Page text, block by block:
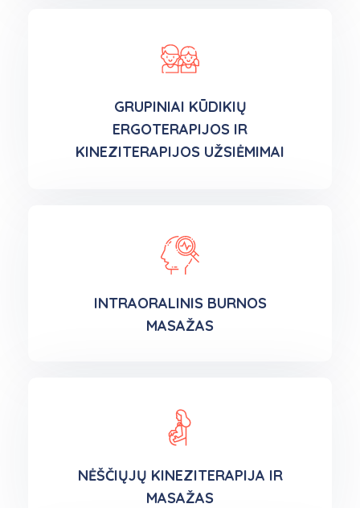
GRUPINIAI KŪDIKIŲ
ERGOTERAPIJOS IR
KINEZITERAPIJOS UŽSIĖMIMAI
INTRAORALINIS BURNOS
MASAŽAS
NĖŠČIŲJŲ KINEZITERAPIJA IR
MASAŽAS